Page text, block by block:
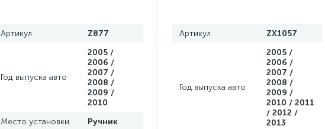
Артикул Z877
Год выпуска авто
2005 /
2006 /
2007 /
2008 /
2009 /
2010
Место установки
Ручник
Артикул ZX1057
Год выпуска авто
2005 /
2006 /
2007 /
2008 /
2009 /
2010 / 2011
/ 2012 /
2013